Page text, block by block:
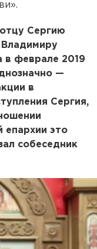
Сергию
в феврале 2019
—
в
Сергия,
епархии это
собеседник